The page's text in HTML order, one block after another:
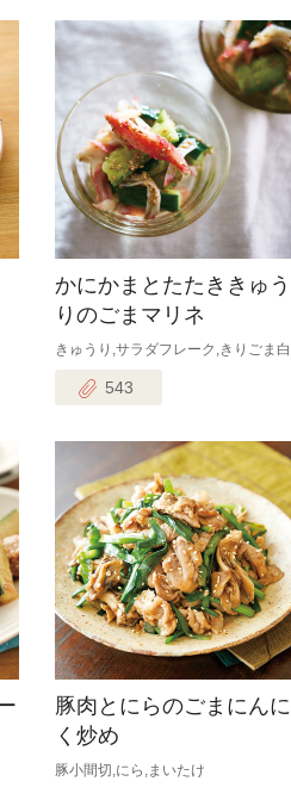
かにかまとたたききゅう
りのごまマリネ
きゅうり,サラダフレーク,きりごま白
543
豚肉とにらのごまにんに
く炒め
豚小間切,にら,まいたけ